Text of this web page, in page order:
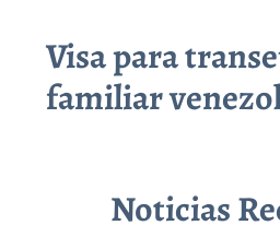
Visa para
familiar
Noticias